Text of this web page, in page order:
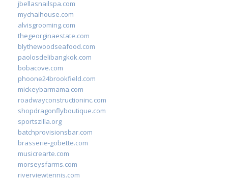
jbellasnailspa.com
mychaihouse.com
alvisgrooming.com
thegeorginaestate.com
blythewoodseafood.com
paolosdelibangkok.com
bobacove.com
phoone24brookfield.com
mickeybarmama.com
roadwayconstructioninc.com
shopdragonflyboutique.com
sportszilla.org
batchprovisionsbar.com
brasserie-gobette.com
musicrearte.com
morseysfarms.com
riverviewtennis.com